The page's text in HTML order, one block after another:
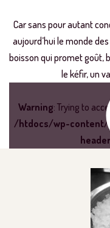
Car sans pour autant
aujourd’hui le monde
boisson qui promet goût,
le kéfir, un
Warning: Trying to
/htdocs/wp-